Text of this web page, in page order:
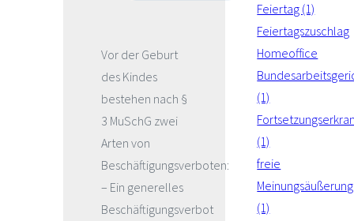
Vor der Geburt
des Kindes
bestehen nach §
3 MuSchG zwei
Arten von
Beschäftigungsverboten:
– Ein generelles
Beschäftigungsverbot
Feiertag (1)
Feiertagszuschlag
Homeoffice
(1)
(1)
freie
Meinungsäußerung
(1)